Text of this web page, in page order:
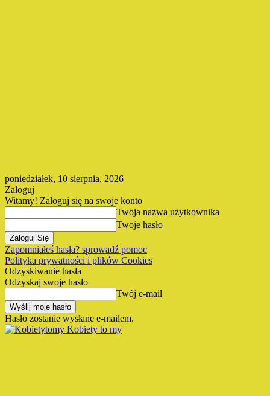
poniedziałek, 10 sierpnia, 2026
Zaloguj
Witamy! Zaloguj się na swoje konto
Twoja nazwa użytkownika
Twoje hasło
Zapomniałeś hasła? sprowadź pomoc
Polityka prywatności i plików Cookies
Odzyskiwanie hasła
Odzyskaj swoje hasło
Twój e-mail
Hasło zostanie wysłane e-mailem.
Kobiety to my